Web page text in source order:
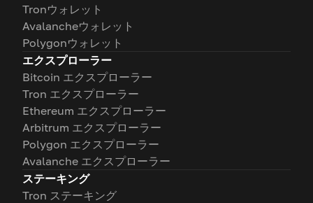
Tronウォレット
Avalancheウォレット
Polygonウォレット
エクスプローラー
Bitcoin エクスプローラー
Tron エクスプローラー
Ethereum エクスプローラー
Arbitrum エクスプローラー
Polygon エクスプローラー
Avalanche エクスプローラー
ステーキング
Tron ステーキング